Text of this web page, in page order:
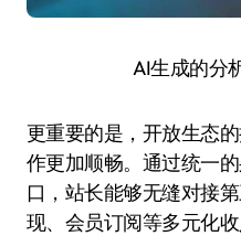
AI生成的分
更重要的是，开放生态
作更加顺畅。通过统一
口，站长能够无缝对接
现、会员订阅等多元化